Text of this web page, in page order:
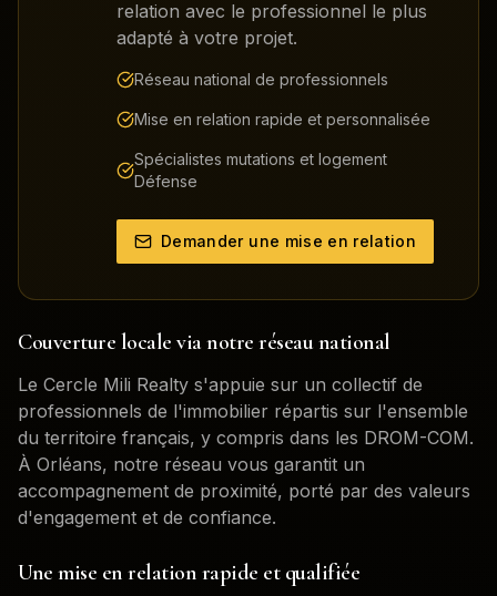
relation avec le professionnel le plus
adapté à votre projet.
Réseau national de professionnels
Mise en relation rapide et personnalisée
Spécialistes mutations et logement
Défense
Demander une mise en relation
Couverture locale via notre réseau national
Le Cercle Mili Realty s'appuie sur un collectif de
professionnels de l'immobilier répartis sur l'ensemble
du territoire français, y compris dans les DROM-COM.
À Orléans, notre réseau vous garantit un
accompagnement de proximité, porté par des valeurs
d'engagement et de confiance.
Une mise en relation rapide et qualifiée